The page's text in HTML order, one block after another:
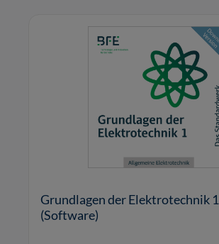
Grundlagen der Elektrotechnik 1
(Software)